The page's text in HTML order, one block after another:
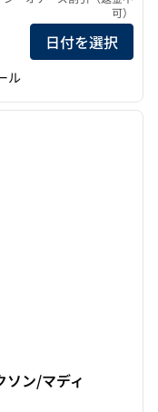
可）
日付を選択
ル
1/12
次の
ソン/マディ